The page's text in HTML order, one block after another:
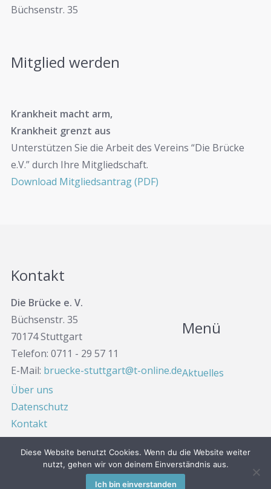
Büchsenstr. 35
Mitglied werden
Krankheit macht arm,
Krankheit grenzt aus
Unterstützen Sie die Arbeit des Vereins “Die Brücke
e.V.” durch Ihre Mitgliedschaft.
Download Mitgliedsantrag (PDF)
Kontakt
Die Brücke e. V.
Büchsenstr. 35
70174 Stuttgart
Telefon: 0711 - 29 57 11
E-Mail: bruecke-stuttgart@t-online.de
Menü
Aktuelles
Über uns
Datenschutz
Kontakt
Bereitgestellt vonWordPress&Highwind
Diese Website benutzt Cookies. Wenn du die Website weiter
nutzt, gehen wir von deinem Einverständnis aus.
Ich bin einverstanden